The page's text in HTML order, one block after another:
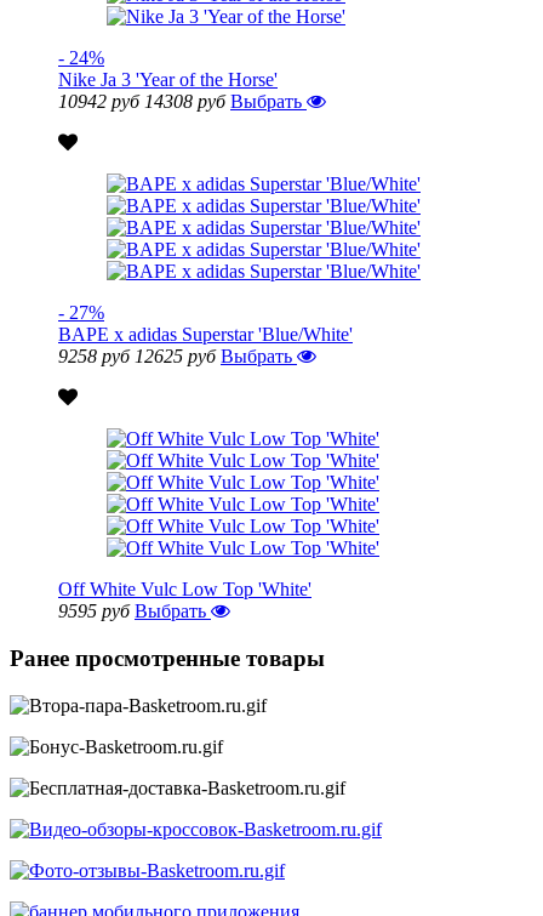
- 24%
Nike Ja 3 'Year of the Horse'
10942 руб 14308 руб Выбрать
- 27%
BAPE x adidas Superstar 'Blue/White'
9258 руб 12625 руб Выбрать
Off White Vulc Low Top 'White'
9595 руб Выбрать
Ранее просмотренные товары